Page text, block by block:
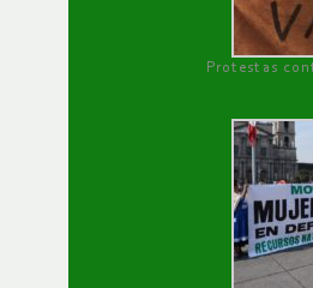
Protestas